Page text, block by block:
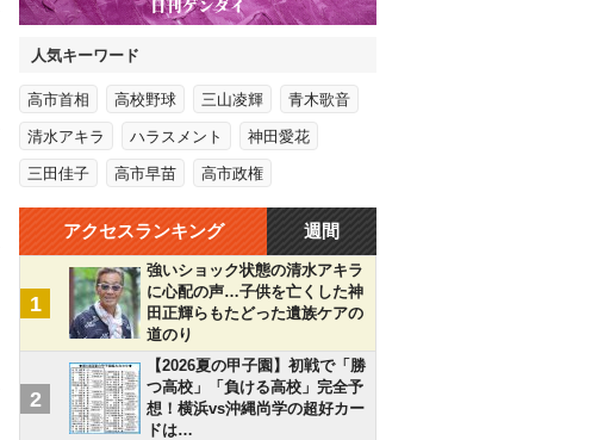
人気キーワード
高市首相 高校野球 三山凌輝 青木歌音
清水アキラ ハラスメント 神田愛花
三田佳子 高市早苗 高市政権
アクセスランキング 週間
1
強いショック状態の清水アキラ
に心配の声…子供を亡くした神
田正輝らもたどった遺族ケアの
道のり
2
【2026夏の甲子園】初戦で「勝
つ高校」「負ける高校」完全予
想！横浜vs沖縄尚学の超好カー
ドは…